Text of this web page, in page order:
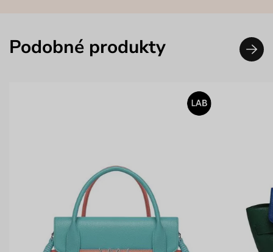
Podobné produkty